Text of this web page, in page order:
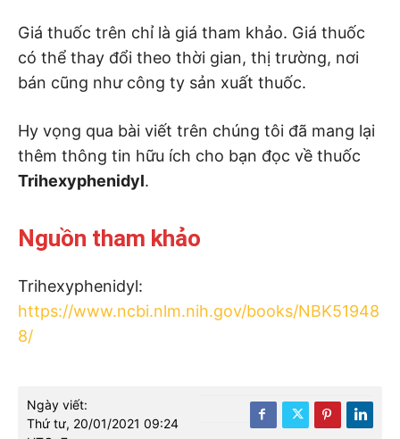
Giá thuốc trên chỉ là giá tham khảo. Giá thuốc
có thể thay đổi theo thời gian, thị trường, nơi
bán cũng như công ty sản xuất thuốc.
Hy vọng qua bài viết trên chúng tôi đã mang lại
thêm thông tin hữu ích cho bạn đọc về thuốc
Trihexyphenidyl.
Nguồn tham khảo
Trihexyphenidyl:
https://www.ncbi.nlm.nih.gov/books/NBK51948
8/
Ngày viết:
Thứ tư, 20/01/2021 09:24